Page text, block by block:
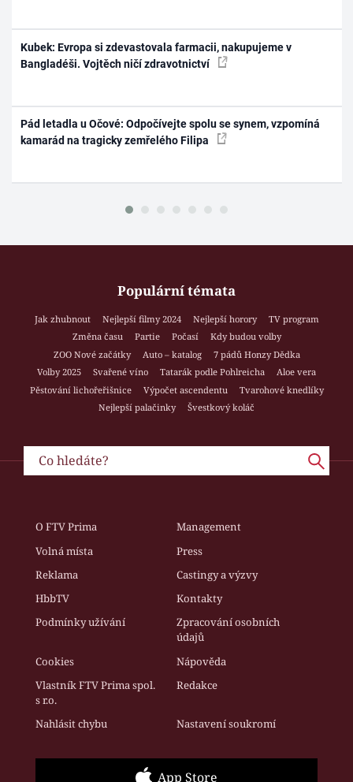
Kubek: Evropa si zdevastovala farmacii, nakupujeme v
Bangladéši. Vojtěch ničí zdravotnictví
Pád letadla u Očové: Odpočívejte spolu se synem, vzpomíná
kamarád na tragicky zemřelého Filipa
Populární témata
Jak zhubnout Nejlepší filmy 2024 Nejlepší horory
TV program
Změna času
Partie Počasí
Kdy budou volby
ZOO Nové začátky
Auto – katalog
7 pádů Honzy Dědka
Volby 2025
Svařené víno Tatarák podle Pohlreicha
Aloe vera
Pěstování lichořeřišnice
Výpočet ascendentu
Tvarohové knedlíky
Nejlepší palačinky
Švestkový koláč
O FTV Prima
Management
Volná místa
Press
Reklama
Castingy a výzvy
HbbTV
Kontakty
Podmínky užívání
Zpracování osobních
údajů
Cookies
Nápověda
Vlastník FTV Prima spol.
s r.o.
Redakce
Nahlásit chybu Nastavení soukromí
App Store